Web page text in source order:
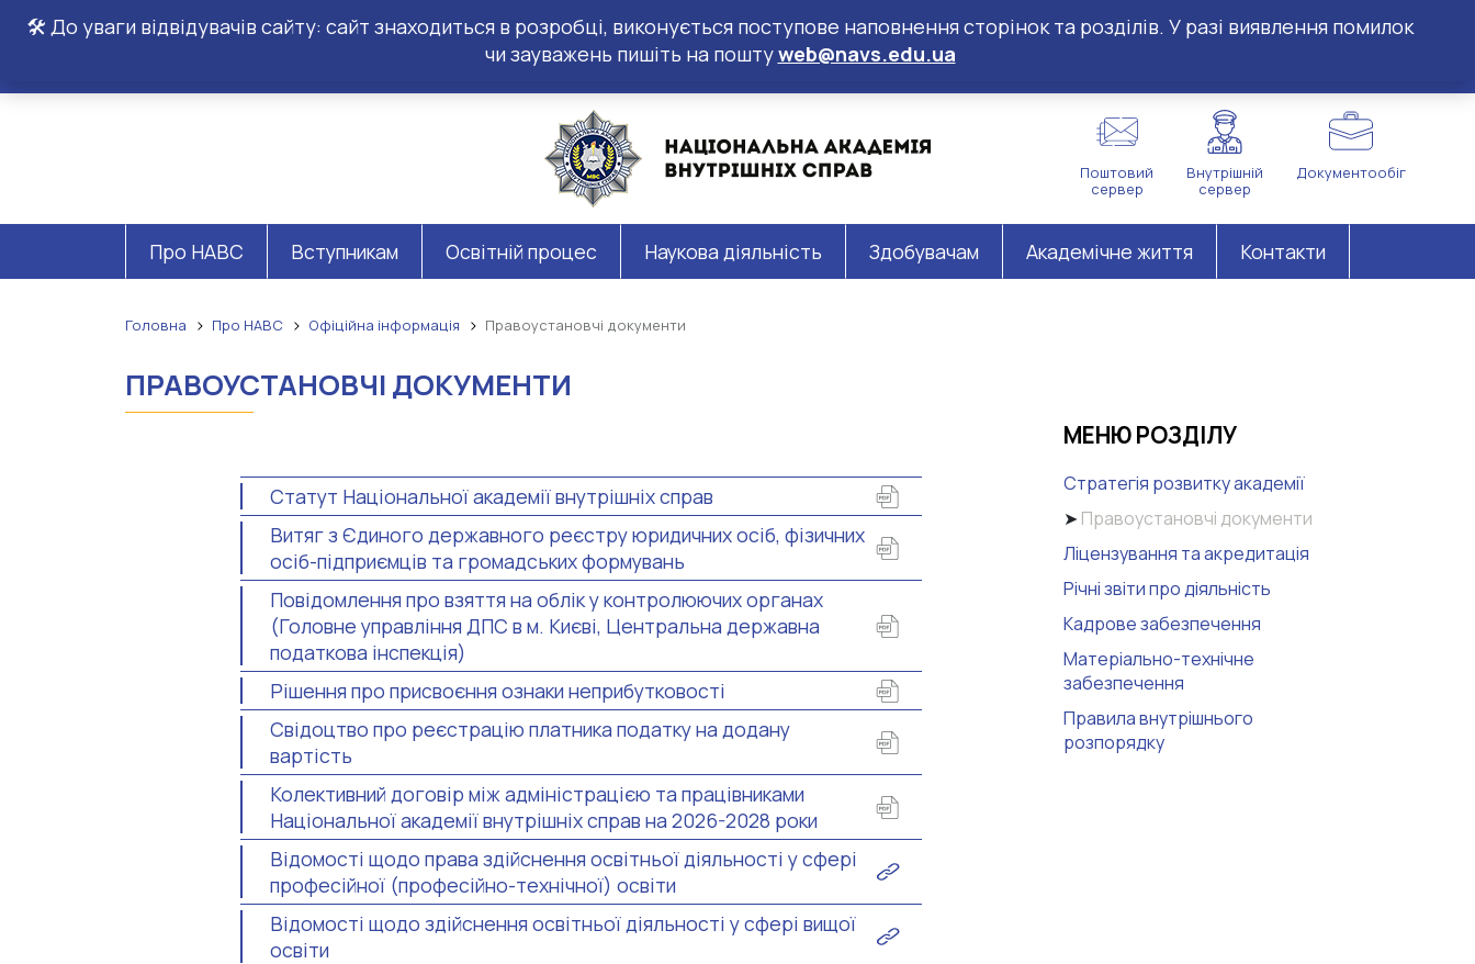
🛠️ До уваги відвідувачів сайту: сайт знаходиться в розробці, виконується поступове наповнення сторінок та розділів. У разі виявлення помилок
чи зауважень пишіть на поштуweb@navs.edu.ua
Поштовий
сервер
Внутрішній
сервер
Документообіг
Про НАВС Вступникам Освітній процес Наукова діяльність Здобувачам Академічне життя Контакти
Головна Про НАВС Офіційна інформація Правоустановчі документи
ПРАВОУСТАНОВЧІ ДОКУМЕНТИ
Статут Національної академії внутрішніх справ
Витяг з Єдиного державного реєстру юридичних осіб, фізичних
осіб-підприємців та громадських формувань
Повідомлення про взяття на облік у контролюючих органах
(Головне управління ДПС в м. Києві, Центральна державна
податкова інспекція)
Рішення про присвоєння ознаки неприбутковості
Свідоцтво про реєстрацію платника податку на додану
вартість
Колективний договір між адміністрацією та працівниками
Національної академії внутрішніх справ на 2026-2028 роки
Відомості щодо права здійснення освітньої діяльності у сфері
професійної (професійно-технічної) освіти
Відомості щодо здійснення освітньої діяльності у сфері вищої
освіти
МЕНЮ РОЗДІЛУ
Стратегія розвитку академії
➤ Правоустановчі документи
Ліцензування та акредитація
Річні звіти про діяльність
Кадрове забезпечення
Матеріально-технічне
забезпечення
Правила внутрішнього
розпорядку